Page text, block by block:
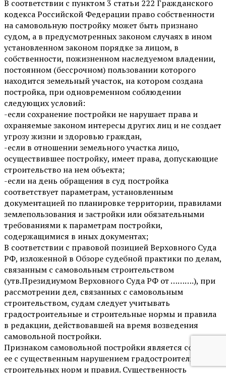
В соответствии с пунктом 3 статьи 222 Гражданского
кодекса Российской Федерации право собственности
на самовольную постройку может быть признано
судом, а в предусмотренных законом случаях в ином
установленном законом порядке за лицом, в
собственности, пожизненном наследуемом владении,
постоянном (бессрочном) пользовании которого
находится земельный участок, на котором создана
постройка, при одновременном соблюдении
следующих условий:
-если сохранение постройки не нарушает права и
охраняемые законом интересы других лиц и не создает
угрозу жизни и здоровью граждан,
-если в отношении земельного участка лицо,
осуществившее постройку, имеет права, допускающие
строительство на нем объекта;
-если на день обращения в суд постройка
соответствует параметрам, установленным
документацией по планировке территории, правилами
землепользования и застройки или обязательными
требованиями к параметрам постройки,
содержащимися в иных документах;
В соответствии с правовой позицией Верховного Суда
РФ, изложенной в Обзоре судебной практики по делам,
связанным с самовольным строительством
(утв.Президиумом Верховного Суда РФ от ……….), при
рассмотрении дел, связанных с самовольным
строительством, судам следует учитывать
градостроительные и строительные нормы и правила
в редакции, действовавшей на время возведения
самовольной постройки.
Признаком самовольной постройки является создание
ее с существенным нарушением градостроительных и
строительных норм и правил. Существенность